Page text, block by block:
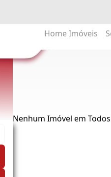
Home Imóveis
Nenhum Imóvel em